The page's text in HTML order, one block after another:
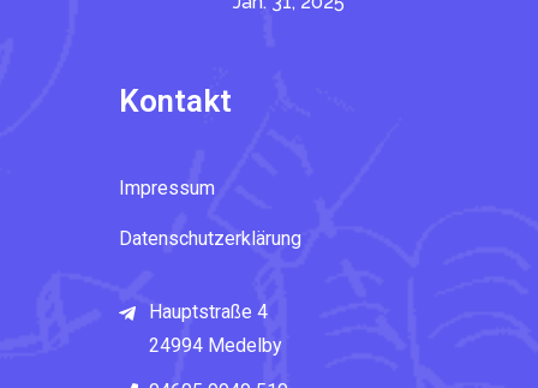
Kontakt
Impressum
Datenschutzerklärung
Hauptstraße 4
24994 Medelby